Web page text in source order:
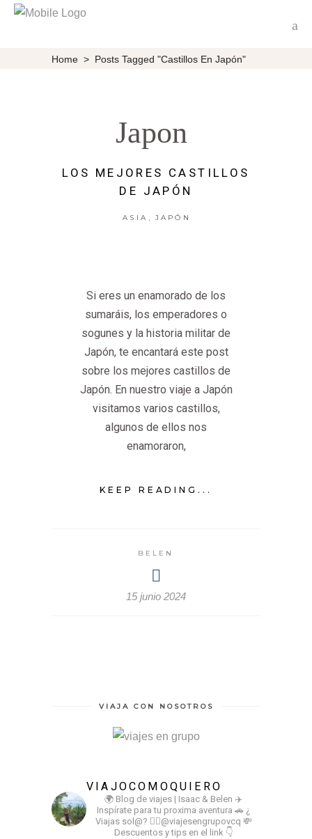
Home > Posts Tagged "castillos En Japón"
Japon
LOS MEJORES CASTILLOS
DE JAPÓN
ASIA , JAPÓN
Si eres un enamorado de los
sumaráis, los emperadores o
sogunes y la historia militar de
Japón, te encantará este post
sobre los mejores castillos de
Japón. En nuestro viaje a Japón
visitamos varios castillos,
algunos de ellos nos
enamoraron,
KEEP READING...
BELEN
15 junio 2024
VIAJA CON NOSOTROS
VIAJOCOMOQUIERO
🌍 Blog de viajes | Isaac & Belen ✈️
Inspírate para tu proxima aventura 🚗 ¿
Viajas sol@? 👉🏻@viajesengrupovcq 💸
Descuentos y tips en el link 👇